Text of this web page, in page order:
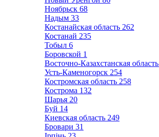
Ноябрьск 68
Надым 33
Костанайская область 262
Костанай 235
Тобыл 6
Боровской 1
Восточно-Казахстанская область
Усть-Каменогорск 254
Костромская область 258
Кострома 132
Шарья 20
Буй 14
Киевская область 249
Бровари 31